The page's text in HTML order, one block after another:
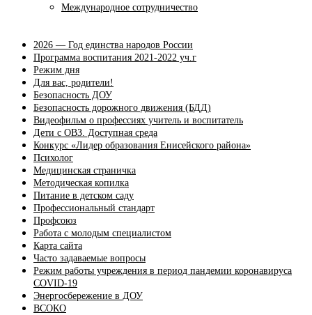
Международное сотрудничество
2026 — Год единства народов России
Программа воспитания 2021-2022 уч.г
Режим дня
Для вас, родители!
Безопасность ДОУ
Безопасность дорожного движения (БДД)
Видеофильм о профессиях учитель и воспитатель
Дети с ОВЗ. Доступная среда
Конкурс «Лидер образования Енисейского района»
Психолог
Медицинская страничка
Методическая копилка
Питание в детском саду
Профессиональный стандарт
Профсоюз
Работа с молодым специалистом
Карта сайта
Часто задаваемые вопросы
Режим работы учреждения в период пандемии коронавируса
COVID-19
Энергосбережение в ДОУ
ВСОКО